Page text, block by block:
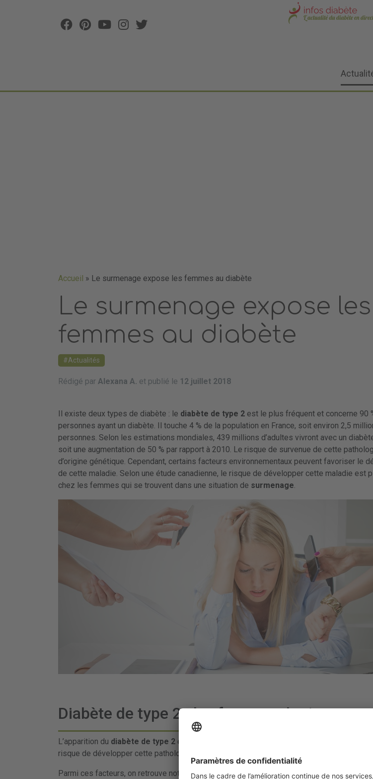
Accueil » Le surmenage expose les femmes au diabète
Le surmenage expose les
femmes au diabète
Actualités
Rédigé par Alexana A. et publié le 12 juillet 2018
Il existe deux types de diabète : le diabète de type 2 est le plus fréquent et concerne 90
personnes ayant un diabète. Il touche 4 % de la population en France, soit environ 2,5
personnes. Selon les estimations mondiales, 439 millions d’adultes vivront avec un
soit une augmentation de 50 % par rapport à 2010. Le risque de survenue de cette
d’origine génétique. Cependant, certains facteurs environnementaux peuvent favoriser le
de cette maladie. Selon une étude canadienne, le risque de développer cette maladie est
chez les femmes qui se trouvent dans une situation de surmenage.
Diabète de type 2 : les facteurs de risque
L’apparition du diabète de type 2 est fortement liée au mode de vie. Divers facteurs
risque de développer cette pathologie.
Parmi ces facteurs, on retrouve notamment :